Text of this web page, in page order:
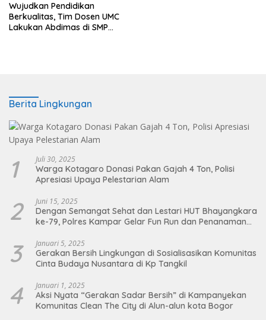
Wujudkan Pendidikan
Berkualitas, Tim Dosen UMC
Lakukan Abdimas di SMP
Berita Lingkungan
1 Juli 30, 2025
Warga Kotagaro Donasi Pakan Gajah 4 Ton, Polisi
Apresiasi Upaya Pelestarian Alam
2 Juni 15, 2025
Dengan Semangat Sehat dan Lestari HUT Bhayangkara
ke-79, Polres Kampar Gelar Fun Run dan Penanaman
3 Januari 5, 2025
Gerakan Bersih Lingkungan di Sosialisasikan Komunitas
Cinta Budaya Nusantara di Kp Tangkil
4 Januari 1, 2025
Aksi Nyata “Gerakan Sadar Bersih” di Kampanyekan
Komunitas Clean The City di Alun-alun kota Bogor